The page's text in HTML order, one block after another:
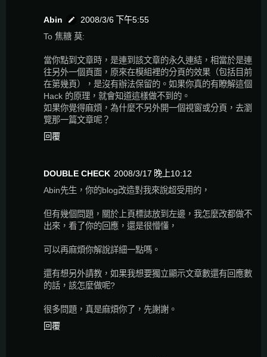
Abin
2008/3/6 下午5:55
To 焦糖 莫:
當你點到文章時，是連到該文章的永久連結，相當於是連
往另外一個頁面，原來在模組裡的分頁的效果（包括目前
在第幾頁），是沒有辦法保留的。如果你真的有瞭解這個
Hack 的原理，就會知道這樣做不到的。
如果你覺得麻煩，為什麼不另外開一個視窗或分頁，去瀏
覽那一篇文章呢？
回覆
DOUBLE CHECK 2008/3/17 晚上10:12
Abin先生，你的blog改造對我來說超受用的，
但有幾個問題，關於上頁標誌放到左邊，我怎麼改都做不
出來，看了你的回應，還是很懵懂，
可以再麻煩你解說詳細一點嗎。
還有想另外請教，如果我想要獨立顯示文章數還有回應數
的話，該怎麼做呢?
很多問題，真是麻煩你了，先謝謝。
回覆